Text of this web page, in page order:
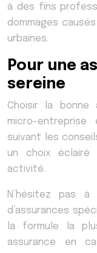
à des fins
dommages
urbaines.
Pour une
sereine
Choisir la bonne
micro-
suivant les
un choix
activité.
N’hésitez pas
d’assurances
la formule la
assurance en